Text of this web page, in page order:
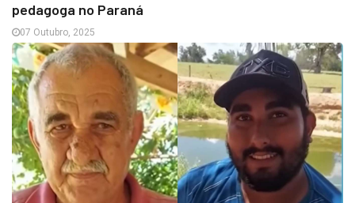
pedagoga no Paraná
07 Outubro, 2025